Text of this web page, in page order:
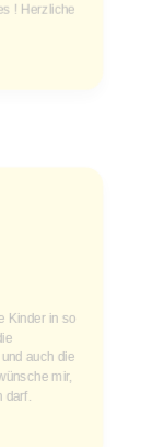
! Herzliche
Kinder in so
auch die
mir,